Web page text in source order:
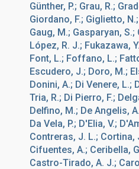
Günther, P.; Grau, R.;
Giordano, F.; Giglietto,
Gaug, M.; Gasparyan,
López, R. J.; Fukazawa,
Font, L.; Foffano, L.;
Escudero, J.; Doro, M.;
Donini, A.; Di Venere, L.;
Tria, R.; Di Pierro, F.;
Delfino, M.; De Angelis,
Da Vela, P.; D'Elia, V.;
Contreras, J. L.; Cortina,
Cifuentes, A.; Ceribella,
Castro-Tirado, A. J.;